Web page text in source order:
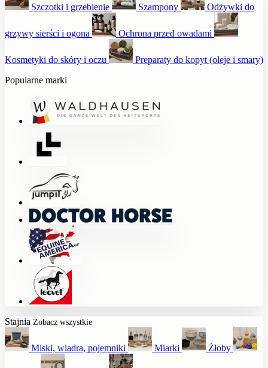
Szczotki i grzebienie Szampony Odżywki do
grzywy sierści i ogona Ochrona przed owadami
Kosmetyki do skóry i oczu
Preparaty do kopyt (oleje i smary)
Popularne marki
Stajnia Zobacz wszystkie
Miski, wiadra, pojemniki Miarki Żłoby